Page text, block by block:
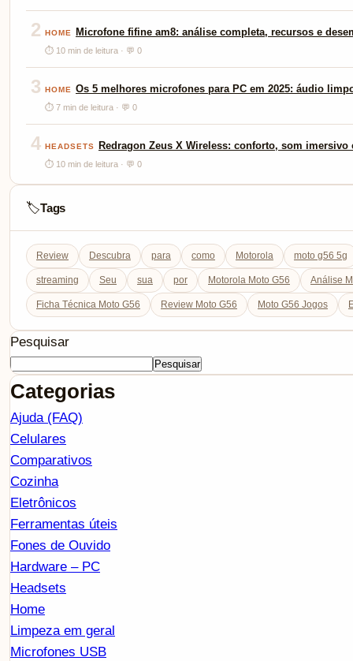
2 HOME Microfone fifine am8: análise completa, recursos e
⏱ 10 min de leitura · 💬 0
3 HOME Os 5 melhores microfones para PC em 2025: áudio
⏱ 7 min de leitura · 💬 0
4 HEADSETS Redragon Zeus X Wireless: conforto, som
⏱ 10 min de leitura · 💬 0
🏷️Tags
Review Descubra para como Motorola moto g56 5g
streaming Seu sua por Motorola Moto G56 Análise
Ficha Técnica Moto G56 Review Moto G56 Moto G56 Jogos
Pesquisar
Pesquisar
Categorias
Ajuda (FAQ)
Celulares
Comparativos
Cozinha
Eletrônicos
Ferramentas úteis
Fones de Ouvido
Hardware – PC
Headsets
Home
Limpeza em geral
Microfones USB